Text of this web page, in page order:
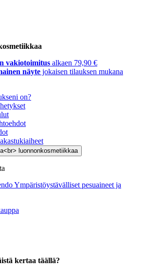
vakiotoimitus alkaen 79,90 €
näyte jokaisen tilauksen mukana
on?
Ympäristöystävälliset pesuaineet ja
kertaa täällä?